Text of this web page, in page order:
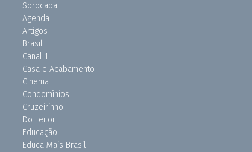
Sorocaba
Agenda
Artigos
Brasil
Canal 1
Casa e Acabamento
Cinema
Condomínios
Cruzeirinho
Do Leitor
Educação
Educa Mais Brasil